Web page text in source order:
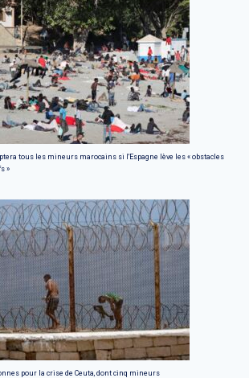
tous les mineurs marocains si l'Espagne lève les « obstacles
»
pour la crise de Ceuta, dont cinq mineurs